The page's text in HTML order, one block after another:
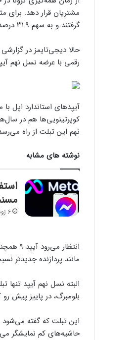
گرفتند و به سهم ۳۱.۹ درصدی دست یافتند. رشد سالانه اپل در این بازه زمانی ۳.۵ درصد بود.
رقمی با عرضه نسل نهم
آیپدهای استاندارد اپل
کوپرتینویی‌ها هم در
نهم این تبلت از راه
نوشته های مشابه
6 ژوئن 2022
مانند پردازنده جدیدتر
البته نسل نهم آیپد
بلومبرگ، در پاییز پیش رو کاربران به
این تبلت که گفته می‌شود
حاشیه‌های کم نمایشگر